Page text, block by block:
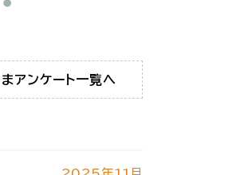
アンケート一覧へ